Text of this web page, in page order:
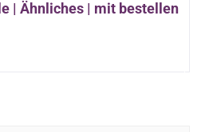
| Ähnliches | mit bestellen